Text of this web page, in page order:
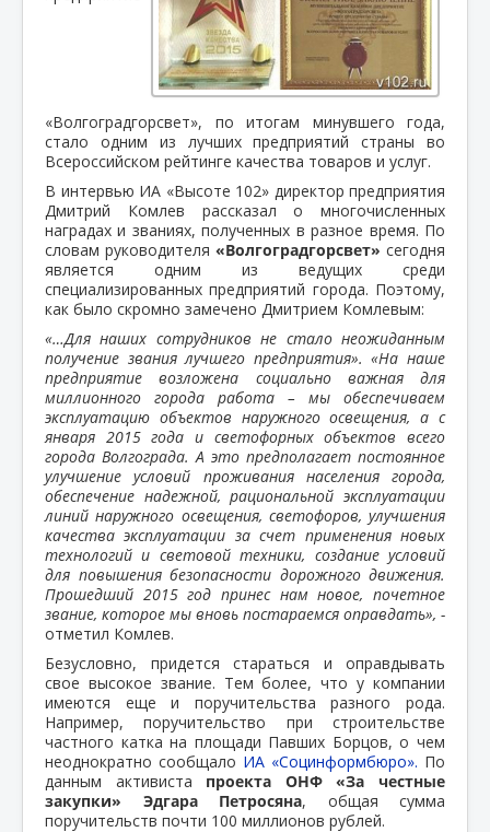
«Волгоградгорсвет», по итогам минувшего года,
стало одним из лучших предприятий страны во
Всероссийском рейтинге качества товаров и услуг.
В интервью ИА «Высоте 102» директор предприятия
Дмитрий Комлев рассказал о многочисленных
наградах и званиях, полученных в разное время. По
словам руководителя «Волгоградгорсвет» сегодня
является одним из ведущих среди
специализированных предприятий города. Поэтому,
как было скромно замечено Дмитрием Комлевым:
«…Для наших сотрудников не стало неожиданным
получение звания лучшего предприятия». «На наше
предприятие возложена социально важная для
миллионного города работа – мы обеспечиваем
эксплуатацию объектов наружного освещения, а с
января 2015 года и светофорных объектов всего
города Волгограда. А это предполагает постоянное
улучшение условий проживания населения города,
обеспечение надежной, рациональной эксплуатации
линий наружного освещения, светофоров, улучшения
качества эксплуатации за счет применения новых
технологий и световой техники, создание условий
для повышения безопасности дорожного движения.
Прошедший 2015 год принес нам новое, почетное
звание, которое мы вновь постараемся оправдать», -
отметил Комлев.
Безусловно, придется стараться и оправдывать
свое высокое звание. Тем более, что у компании
имеются еще и поручительства разного рода.
Например, поручительство при строительстве
частного катка на площади Павших Борцов, о чем
неоднократно сообщало ИА «Социнформбюро». По
данным активиста проекта ОНФ «За честные
закупки» Эдгара Петросяна, общая сумма
поручительств почти 100 миллионов рублей.